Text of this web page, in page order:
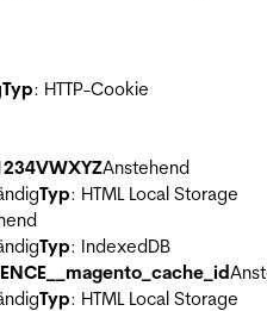
Typ: HTTP-Cookie
Anstehend
Typ: HTML Local Storage
Typ: IndexedDB
Typ: HTML Local Storage